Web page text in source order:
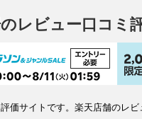
レビュー口コミ
価サイトです。楽天店舗のレ